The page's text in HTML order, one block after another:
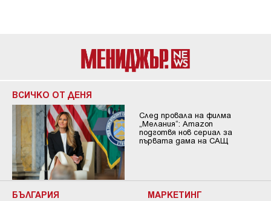
ВСИЧКО ОТ ДЕНЯ
След провала на филма
„Мелания“: Amazon
подготвя нов сериал за
първата дама на САЩ
БЪЛГАРИЯ МАРКЕТИНГ